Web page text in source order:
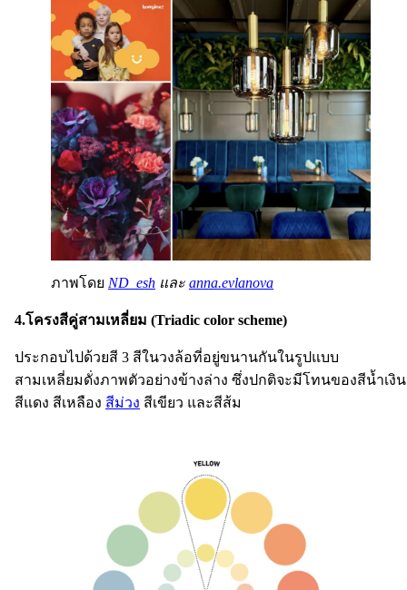
ภาพโดย ND_esh และ anna.evlanova
4.โครงสีคู่สามเหลี่ยม (Triadic color scheme)
ประกอบไปด้วยสี 3 สีในวงล้อที่อยู่ขนานกันในรูปแบบ
สามเหลี่ยมดั่งภาพตัวอย่างข้างล่าง ซึ่งปกติจะมีโทนของสีน้ำเงิน
สีแดง สีเหลือง สีม่วง สีเขียว และสีส้ม